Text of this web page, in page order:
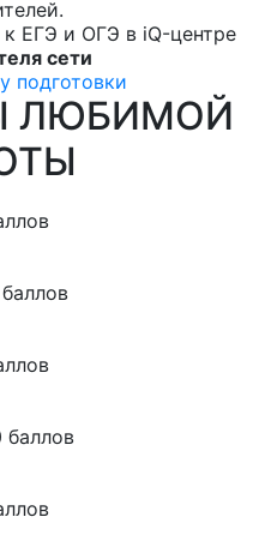
ЕГЭ и ОГЭ в iQ-центре
сети
ЛЮБИМОЙ
баллов